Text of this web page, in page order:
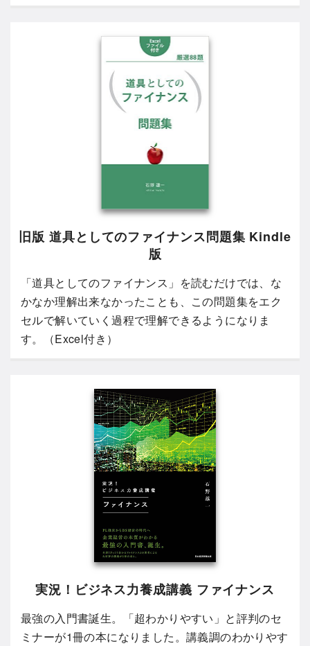
旧版 道具としてのファイナンス問題集 Kindle
版
「道具としてのファイナンス」を読むだけでは、な
かなか理解出来なかったことも、この問題集をエク
セルで解いていく過程で理解できるようになりま
す。（Excel付き）
実況！ビジネス力養成講義 ファイナンス
最強の入門書誕生。「超わかりやすい」と評判のセ
ミナーが1冊の本になりました。講義調のわかりやす